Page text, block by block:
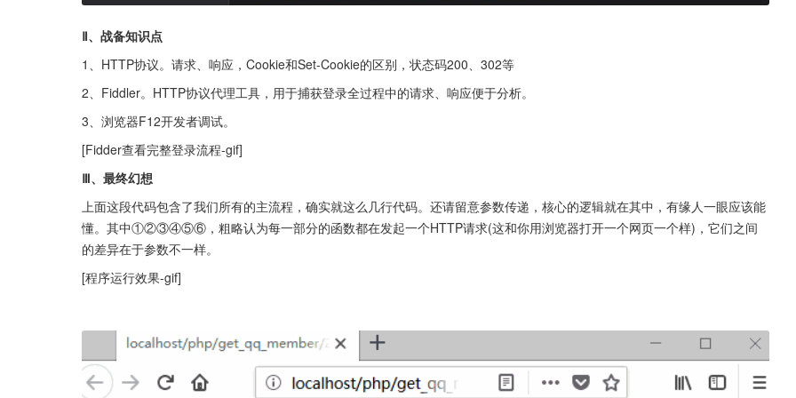
Ⅱ、战备知识点
1、HTTP协议。请求、响应，Cookie和Set-Cookie的区别，状态码200、302等
2、Fiddler。HTTP协议代理工具，用于捕获登录全过程中的请求、响应便于分析。
3、浏览器F12开发者调试。
[Fidder查看完整登录流程-gif]
Ⅲ、最终幻想
上面这段代码包含了我们所有的主流程，确实就这么几行代码。还请留意参数传递，核心的逻辑就在其中，有缘人一眼应该能
懂。其中①②③④⑤⑥，粗略认为每一部分的函数都在发起一个HTTP请求(这和你用浏览器打开一个网页一个样)，它们之间
的差异在于参数不一样。
[程序运行效果-gif]